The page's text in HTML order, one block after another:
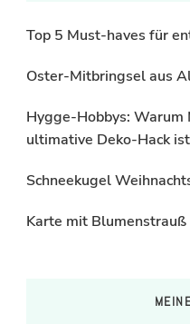
Top 5 Must-haves für
Oster-Mitbringsel aus
Hygge-Hobbys: Warum
ultimative Deko-Hack ist
Schneekugel
Karte mit